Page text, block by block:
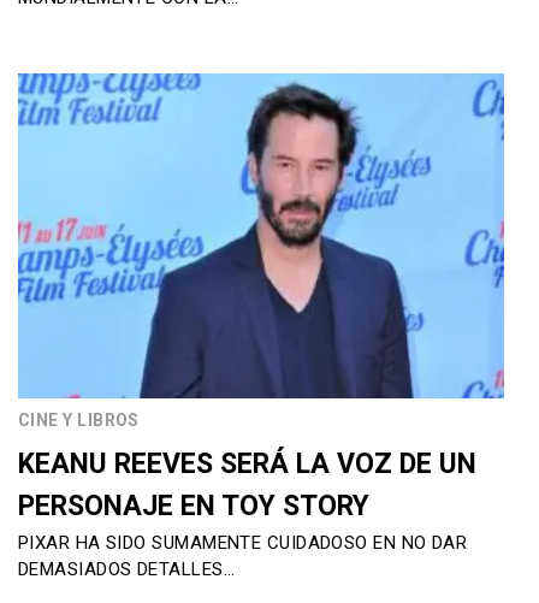
CINE Y LIBROS
KEANU REEVES SERÁ LA VOZ DE UN
PERSONAJE EN TOY STORY
PIXAR HA SIDO SUMAMENTE CUIDADOSO EN NO DAR
DEMASIADOS DETALLES…